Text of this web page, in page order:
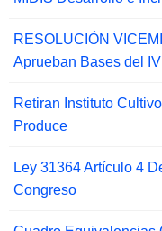
RESOLUCIÓN
Aprueban Bases del
Retiran Instituto
Produce
Ley 31364 Artículo 4
Congreso